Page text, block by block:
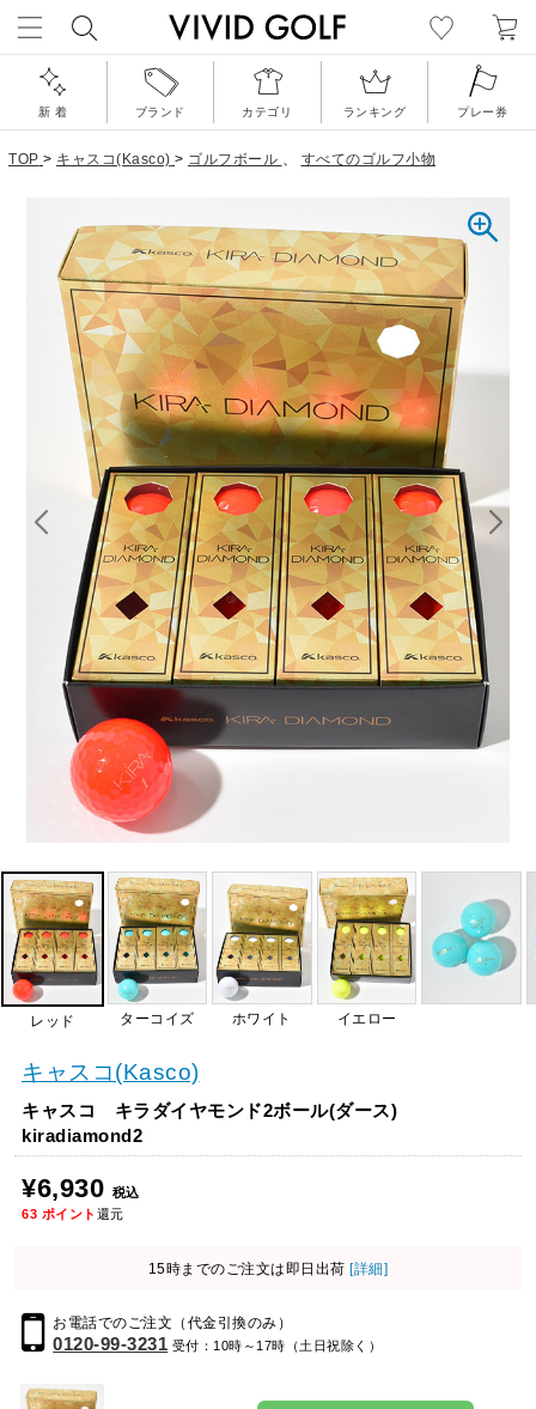
新 着 ブランド カテゴリ ランキング プレー券
TOP > キャスコ(Kasco) > ゴルフボール 、 すべてのゴルフ小物
レッド ターコイズ ホワイト イエロー
キャスコ(Kasco)
キャスコ キラダイヤモンド2ボール(ダース)
kiradiamond2
¥6,930 税込
63 ポイント 還元
15時までのご注文は即日出荷 [詳細]
お電話でのご注文（代金引換のみ）
0120-99-3231 受付：10時～17時（土日祝除く）